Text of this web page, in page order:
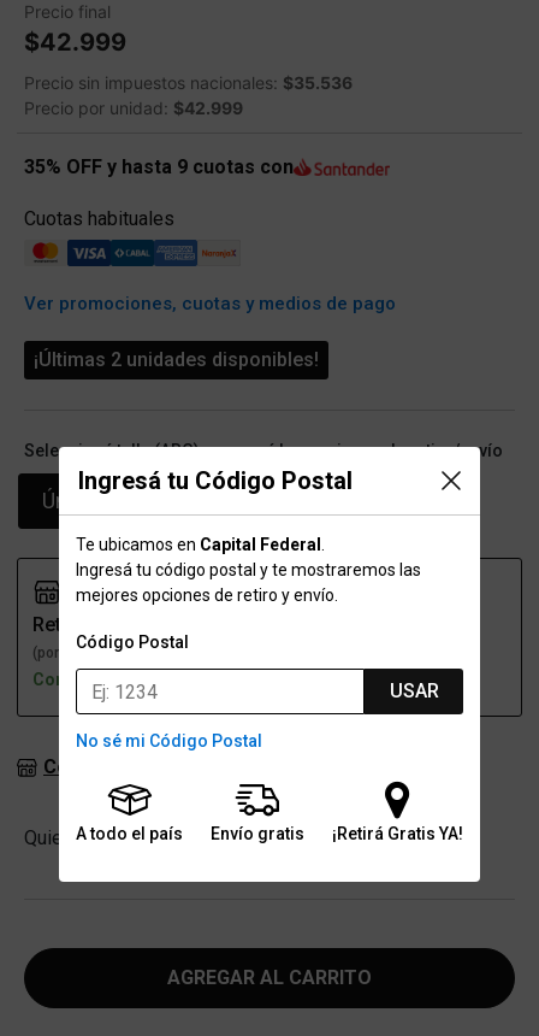
Ingresá tu Código Postal
Te ubicamos en Capital Federal
Ingresá tu código postal y te mostraremos las
mejores opciones de retiro y envío.
Código Postal
USAR
No sé mi Código Postal
A todo el país Envío gratis ¡Retirá Gratis YA!
Precio final
$42.999
Precio sin impuestos nacionales: $35.536
Precio por unidad: $42.999
35% OFF y hasta 9 cuotas con
Cuotas habituales
Ver promociones, cuotas y medios de pago
¡Últimas 2 unidades disponibles!
Seleccioná talle (ARG) y conocé las opciones de retiro/envío
Único
Retiro
(por una sucursal)
Con stock
Consultar stock en sucursales
Quiero -
Cantidad +
AGREGAR AL CARRITO